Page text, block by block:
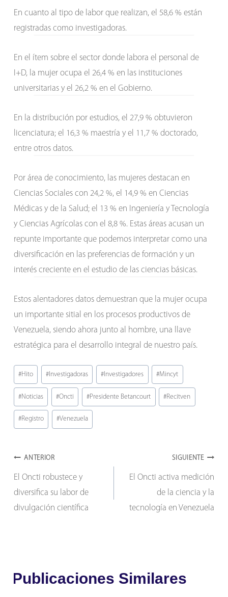
En cuanto al tipo de labor que realizan, el 58,6 % están
registradas como investigadoras.
En el ítem sobre el sector donde labora el personal de
I+D, la mujer ocupa el 26,4 % en las instituciones
universitarias y el 26,2 % en el Gobierno.
En la distribución por estudios, el 27,9 % obtuvieron
licenciatura; el 16,3 % maestría y el 11,7 % doctorado,
entre otros datos.
Por área de conocimiento, las mujeres destacan en
Ciencias Sociales con 24,2 %, el 14,9 % en Ciencias
Médicas y de la Salud; el 13 % en Ingeniería y Tecnología
y Ciencias Agrícolas con el 8,8 %. Estas áreas acusan un
repunte importante que podemos interpretar como una
diversificación en las preferencias de formación y un
interés creciente en el estudio de las ciencias básicas.
Estos alentadores datos demuestran que la mujer ocupa
un importante sitial en los procesos productivos de
Venezuela, siendo ahora junto al hombre, una llave
estratégica para el desarrollo integral de nuestro país.
Etiquetas
de
la
entrada:
#Hito # Investigadoras # Investigadores #Mincyt
#Noticias #Oncti #Presidente Betancourt #Recitven
#Registro #Venezuela
Navegación
de
entradas
ANTERIOR
El Oncti robustece y
diversifica su labor de
divulgación científica
SIGUIENTE
El Oncti activa medición
de la ciencia y la
tecnología en Venezuela
Publicaciones Similares